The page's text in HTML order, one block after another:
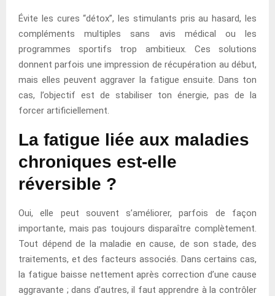
Évite les cures “détox”, les stimulants pris au hasard, les
compléments multiples sans avis médical ou les
programmes sportifs trop ambitieux. Ces solutions
donnent parfois une impression de récupération au début,
mais elles peuvent aggraver la fatigue ensuite. Dans ton
cas, l’objectif est de stabiliser ton énergie, pas de la
forcer artificiellement.
La fatigue liée aux maladies
chroniques est-elle
réversible ?
Oui, elle peut souvent s’améliorer, parfois de façon
importante, mais pas toujours disparaître complètement.
Tout dépend de la maladie en cause, de son stade, des
traitements, et des facteurs associés. Dans certains cas,
la fatigue baisse nettement après correction d’une cause
aggravante ; dans d’autres, il faut apprendre à la contrôler